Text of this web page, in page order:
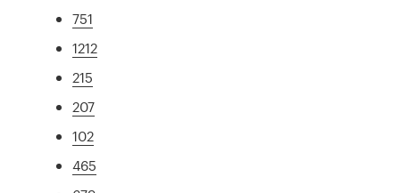
751
1212
215
207
102
465